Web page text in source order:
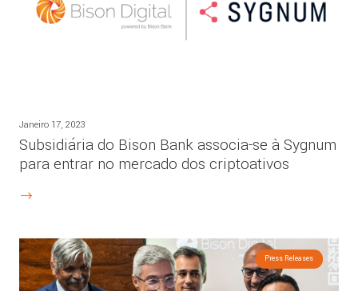
Janeiro 17, 2023
Subsidiária do Bison Bank associa-se à Sygnum
para entrar no mercado dos criptoativos
Press Releases